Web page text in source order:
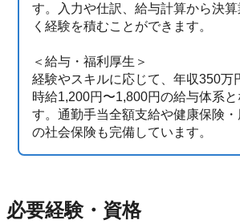
す。入力や仕訳、給与計算から決
く経験を積むことができます。
＜給与・福利厚生＞
経験やスキルに応じて、年収350万
時給1,200円〜1,800円の給与体系と
す。通勤手当全額支給や健康保険
の社会保険も完備しています。
必要経験・資格